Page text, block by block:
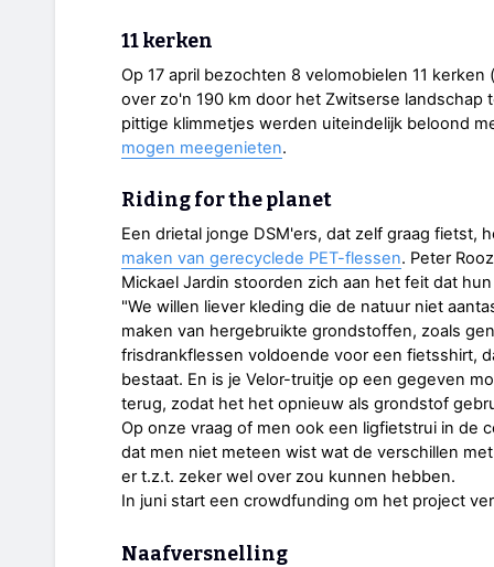
11 kerken
Op 17 april bezochten 8 velomobielen 11
over zo'n 190 km door het Zwitserse landschap
pittige klimmetjes werden uiteindelijk beloond
mogen meegenieten.
Riding for the planet
Een drietal jonge DSM'ers, dat zelf graag fietst,
maken van gerecyclede PET-flessen. Peter
Mickael Jardin stoorden zich aan het feit dat
"We willen liever kleding die de natuur niet
maken van hergebruikte grondstoffen, zoals
frisdrankflessen voldoende voor een fietsshirt,
bestaat. En is je Velor-truitje op een gegeven
terug, zodat het het opnieuw als grondstof
Op onze vraag of men ook een ligfietstrui in de
dat men niet meteen wist wat de verschillen
er t.z.t. zeker wel over zou kunnen hebben.
In juni start een crowdfunding om het project
Naafversnelling